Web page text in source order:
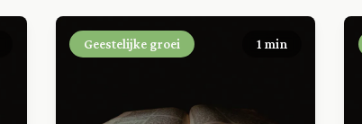
Geestelijke groei 1 min